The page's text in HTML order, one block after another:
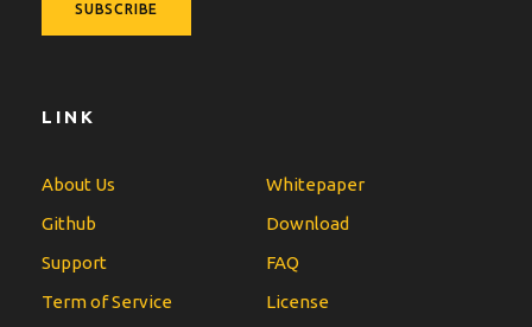
LINK
About Us
Whitepaper
Github
Download
Support
FAQ
Term of Service
License